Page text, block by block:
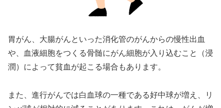
胃がん、大腸がんといった消化管のがんからの慢性出血
や、血液細胞をつくる骨髄にがん細胞が入り込むこと（浸
潤）によって貧血が起こる場合もあります。
また、進行がんでは白血球の一種である好中球が増え、リ